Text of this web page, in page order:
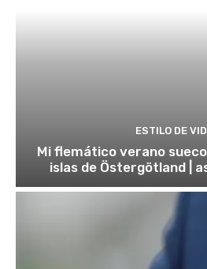
ESTILO DE
Mi flemático verano
islas de Östergötland |